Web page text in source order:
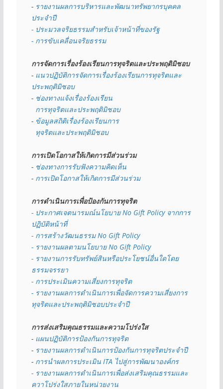
- รายงานผลการบริหารและพัฒนาทรัพยากรบุคคล
ประจำปี
- ประมวลจริยธรรมสำหรับเจ้าหน้าที่ของรัฐ
- การขับเคลื่อนจริยธรรม
การจัดการเรื่องร้องเรียนการทุจริตและประพฤติมิชอบ
- แนวปฏิบัติการจัดการเรื่องร้องเรียนการทุจริตและ
ประพฤติมิชอบ
- ช่องทางแจ้งเรื่องร้องเรียน
  การทุจริตและประพฤติมิชอบ
- ข้อมูลสถิติเรื่องร้องเรียนการ
  ทุจริตและประพฤติมิชอบ
การเปิดโอกาสให้เกิดการมีส่วนร่วม
- ช่องทางการรับฟังความคิดเห็น
- การเปิดโอกาสให้เกิดการมีส่วนร่วม
การดำเนินการเพื่อป้องกันการทุจริต
- ประกาศเจตนารมณ์นโยบาย No Gift Policy จากการ
ปฏิบัติหน้าที่
- การสร้างวัฒนธรรม No Gift Policy
- รายงานผลตามนโยบาย No Gift Policy
- รายงานการรับทรัพย์สินหรือประโยชน์อื่นใดโดย
ธรรมจรรยา
- การประเมินความเสี่ยงการทุจริต
- รายงานผลการดำเนินการเพื่อจัดการความเสี่ยงการ
ทุจริตและประพฤติมิชอบประจำปี
การส่งเสริมคุณธรรมและความโปร่งใส
- แผนปฏิบัติการป้องกันการทุจริต
- รายงานผลการดำเนินการป้องกันการทุจริตประจำปี
- การนำผลการประเมิน ITA ไปสู่การพัฒนาองค์กร
- รายงานผลการดำเนินการเพื่อส่งเสริมคุณธรรมและ
ควาโปร่งใสภายในหน่วยงาน